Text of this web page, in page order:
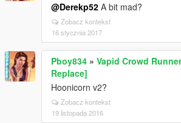
@Derekp52 A bit mad?
Zobacz kontekst
16 stycznia 2017
Pboy834 » Vapid Crowd
Replace]
Hoonicorn v2?
Zobacz kontekst
19 listopada 2016